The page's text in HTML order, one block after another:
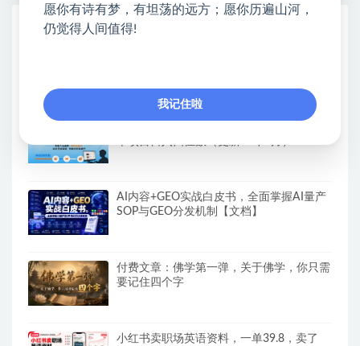
热门课程展示
AI内容+GEO实战白皮书，全面掌握AI量产
SOP与GEO分发机制【文档】
付费文章：佛学第一弹，关于佛学，你只需
要记住四个字
小红书卖职场英语资料，一单39.8，卖了
愿你有诗有梦，有坦荡的远方；愿你历遍山河，
仍觉得人间值得!
我记住啦